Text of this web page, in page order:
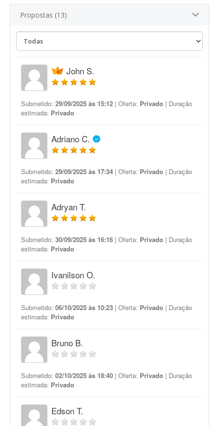
Propostas (13)
John S.
Submetido: 29/09/2025 às 15:12 | Oferta: Privado | Duração
estimada: Privado
Adriano C.
Submetido: 29/09/2025 às 17:34 | Oferta: Privado | Duração
estimada: Privado
Adryan T.
Submetido: 30/09/2025 às 16:16 | Oferta: Privado | Duração
estimada: Privado
Ivanilson O.
Submetido: 06/10/2025 às 10:23 | Oferta: Privado | Duração
estimada: Privado
Bruno B.
Submetido: 02/10/2025 às 18:40 | Oferta: Privado | Duração
estimada: Privado
Edson T.